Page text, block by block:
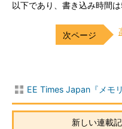
以下であり、書き込み時間は
EE Times Japan『メモ
新しい連載